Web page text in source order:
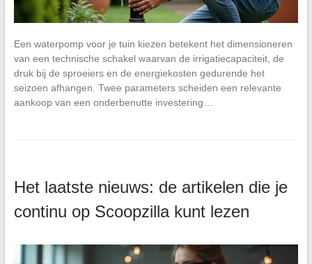
Een waterpomp voor je tuin kiezen betekent het dimensioneren
van een technische schakel waarvan de irrigatiecapaciteit, de
druk bij de sproeiers en de energiekosten gedurende het
seizoen afhangen. Twee parameters scheiden een relevante
aankoop van een onderbenutte investering…
Het laatste nieuws: de artikelen die je
continu op Scoopzilla kunt lezen